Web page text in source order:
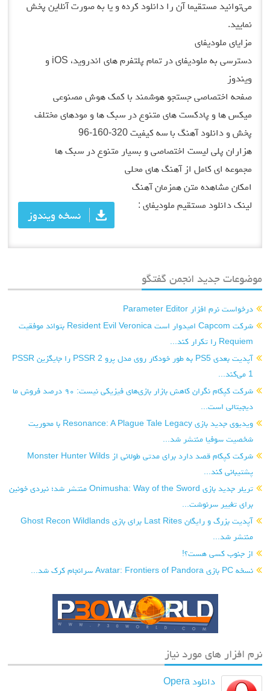
می‌توانید مستقیما آن را دانلود کرده و یا به صورت آنلاین پخش
نمایید.
مزایای ملودیفای
دسترسی به ملودیفای در تمام پلتفرم های اندروید، iOS و
ویندوز
صفحه اختصاصی جستجو هوشمند با کمک هوش مصنوعی
میکس ها و پادکست های متنوع در سبک ها و مودهای مختلف
پخش و دانلود آهنگ با سه کیفیت 320-160-96
هزاران پلی لیست اختصاصی و بسیار متنوع در سبک ها
مجموعه ای کامل از آهنگ های محلی
امکان مشاهده متن همزمان آهنگ
لینک دانلود مستقیم ملودیفای :
نسخه ویندوز
موضوعات جدید انجمن گفتگو
درخواست نرم افزار Parameter Editor
شرکت Capcom امیدوار است Resident Evil Veronica بتواند موفقیت
Requiem را تکرار کند...
آپدیت بعدی PS5 به طور خودکار روی مدل پرو PSSR 2 را جایگزین PSSR
1 می‌کند...
شرکت کپکام نگران کاهش بازار بازی‌های فیزیکی نیست: ۹۰ درصد فروش ما
دیجیتالی است...
ویدیوی جدید بازی Resonance: A Plague Tale Legacy با محوریت
شخصیت سوفیا منتشر شد...
شرکت کپکام قصد دارد برای مدتی طولانی از Monster Hunter Wilds
پشتیبانی کند...
تریلر جدید بازی Onimusha: Way of the Sword منتشر شد؛ نبردی خونین
برای تغییر سرنوشت...
آپدیت بزرگ و رایگان Last Rites برای بازی Ghost Recon Wildlands
منتشر شد...
از جنوب کسی هست؟!
نسخه PC بازی Avatar: Frontiers of Pandora سرانجام کرک شد...
نرم افزار های مورد نیاز
دانلود Opera